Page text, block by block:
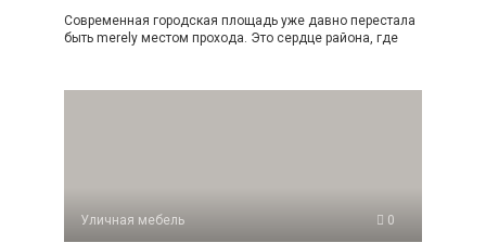
Современная городская площадь уже давно перестала
быть merely местом прохода. Это сердце района, где
Уличная мебель 0